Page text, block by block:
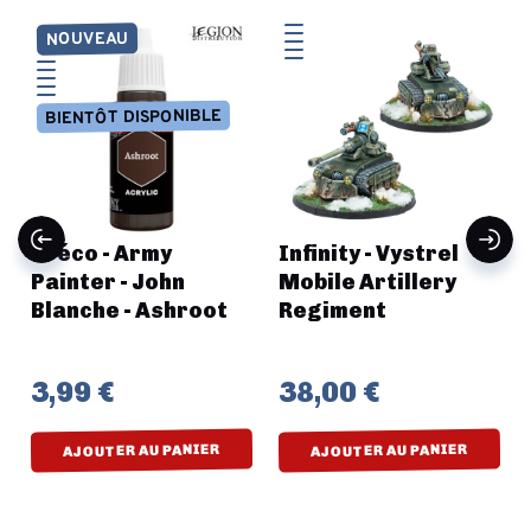
Préco - Army
Painter - John
Blanche - Ashroot
3,99 €
AJOUTER AU PANIER
NOUVEAU
BIENTÔT DISPONIBLE
Infinity - Vystrel
Mobile Artillery
Regiment
38,00 €
AJOUTER AU PANIER